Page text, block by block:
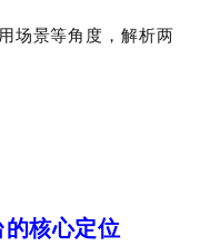
场景等角度，解析两
核心定位